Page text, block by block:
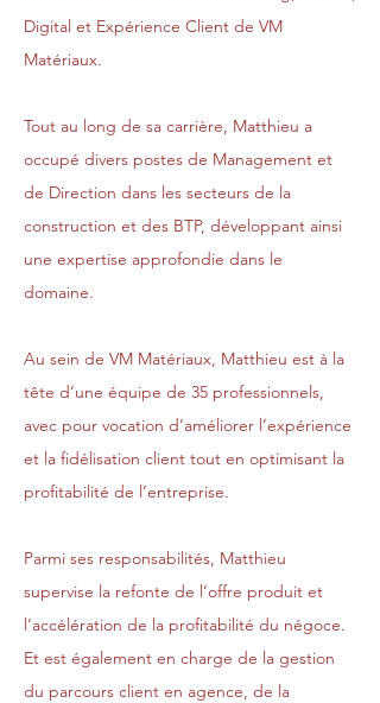
Digital et Expérience Client de VM
Matériaux.
Tout au long de sa carrière, Matthieu a
occupé divers postes de Management et
de Direction dans les secteurs de la
construction et des BTP, développant ainsi
une expertise approfondie dans le
domaine.
Au sein de VM Matériaux, Matthieu est à la
tête d’une équipe de 35 professionnels,
avec pour vocation d’améliorer l’expérience
et la fidélisation client tout en optimisant la
profitabilité de l’entreprise.
Parmi ses responsabilités, Matthieu
supervise la refonte de l’offre produit et
l’accélération de la profitabilité du négoce.
Et est également en charge de la gestion
du parcours client en agence, de la